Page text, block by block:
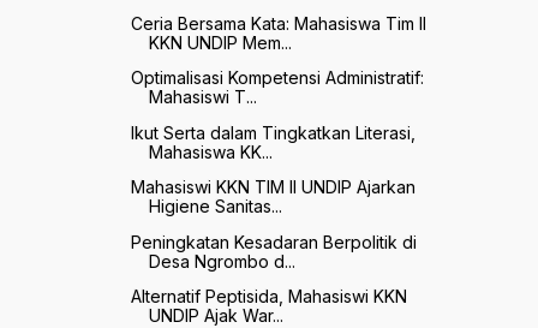
Ceria Bersama Kata: Mahasiswa Tim II
KKN UNDIP Mem...
Optimalisasi Kompetensi Administratif:
Mahasiswi T...
Ikut Serta dalam Tingkatkan Literasi,
Mahasiswa KK...
Mahasiswi KKN TIM II UNDIP Ajarkan
Higiene Sanitas...
Peningkatan Kesadaran Berpolitik di
Desa Ngrombo d...
Alternatif Peptisida, Mahasiswi KKN
UNDIP Ajak War...